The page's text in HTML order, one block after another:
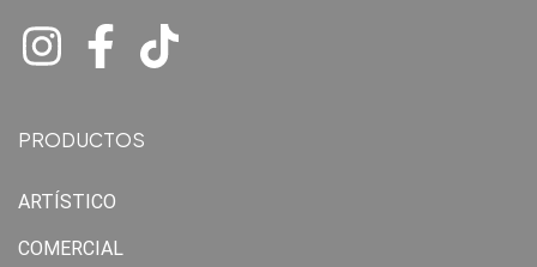
PRODUCTOS
ARTÍSTICO
COMERCIAL